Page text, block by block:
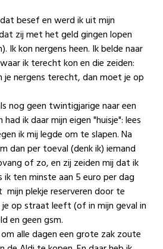
besef en werd ik uit mijn
zij met het geld gingen lopen
Ik kon nergens heen. Ik belde naar
ik terecht kon en die zeiden:
je nergens terecht, dan moet je op
nog geen twintigjarige naar een
ik daar mijn eigen "huisje": lees
ik mij legde om te slapen. Na
dan per toeval (denk ik) iemand
of zo, en zij zeiden mij dat ik
ik ten minste aan 5 euro per dag
mijn plekje reserveren door te
op straat leeft (of in mijn geval in
en geen gsm.
alle dagen een grote zak zoute